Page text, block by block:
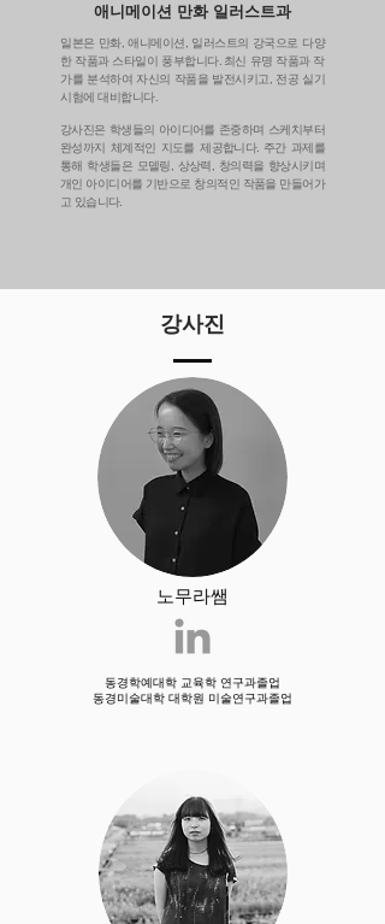
애니메이션 만화 일러스트과
일본은 만화, 애니메이션, 일러스트의 강국으로 다양
한 작품과 스타일이 풍부합니다. 최신 유명 작품과 작
가를 분석하여 자신의 작품을 발전시키고, 전공 실기
시험에 대비합니다.
강사진은 학생들의 아이디어를 존중하며 스케치부터
완성까지 체계적인 지도를 제공합니다. 주간 과제를
통해 학생들은 모델링, 상상력, 창의력을 향상시키며
개인 아이디어를 기반으로 창의적인 작품을 만들어가
고 있습니다.
강사진
노무라쌤
동경학예대학 교육학 연구과졸업
​동경미술대학 대학원 미술연구과졸업